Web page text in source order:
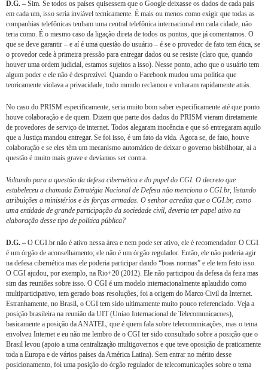
D.G. – Sim. Se todos os países quisessem que o Google deixasse os dados de cada país
em cada um, isso seria inviável tecnicamente. É mais ou menos como exigir que todas as
companhias telefônicas tenham uma central telefônica internacional em cada cidade, não
teria como. É o mesmo caso da ligação direta de todos os pontos, que já comentamos. O
que se deve garantir – e aí é uma questão do usuário – é se o provedor de fato tem ética, se
o provedor cede à primeira pressão para entregar dados ou se resiste (claro que, quando
houver uma ordem judicial, estamos sujeitos a isso). Nesse ponto, acho que o usuário tem
algum poder e ele não é desprezível. Quando o Facebook mudou uma política que
teoricamente violava a privacidade, todo mundo reclamou e voltaram rapidamente atrás.
No caso do PRISM especificamente, seria muito bom saber especificamente até que ponto
houve colaboração e de quem. Dizem que parte dos dados do PRISM vieram diretamente
de provedores de serviço de internet. Todos alegaram inocência e que só entregaram aquilo
que a Justiça mandou entregar. Se foi isso, é um fato da vida. Agora se, de fato, houve
colaboração e se eles têm um mecanismo automático de deixar o governo bisbilhotar, aí a
questão é muito mais grave e devíamos ser contra.
Voltando para a questão da defesa cibernética e do papel do CGI. O decreto que
estabeleceu a chamada Estratégia Nacional de Defesa não menciona o CGI.br, listando
atribuições a ministérios e às forças armadas. O senhor acredita que o CGI.br, como
uma entidade de grande participação da sociedade civil, deveria ter papel ativo na
elaboração desse tipo de política pública?
D.G. – O CGI.br não é ativo nessa área e nem pode ser ativo, ele é recomendador. O CGI
é um órgão de aconselhamento; ele não é um órgão regulador. Então, ele não poderia agir
na defesa cibernética mas ele poderia participar dando “boas normas” e ele tem feito isso.
O CGI ajudou, por exemplo, na Rio+20 (2012). Ele não participou da defesa da feira mas
sim das reuniões sobre isso. O CGI é um modelo internacionalmente aplaudido como
multiparticipativo, tem gerado boas resoluções, foi a origem do Marco Civil da Internet.
Estranhamente, no Brasil, o CGI tem sido ultimamente muito pouco referenciado. Veja a
posição brasileira na reunião da UIT (Uniao Internacional de Telecomunicacoes),
basicamente a posição da ANATEL, que é quem fala sobre telecomunicações, mas o tema
envolveu Internet e eu não me lembro de o CGI ter sido consultado sobre a posição que o
Brasil levou (apoio a uma centralização multigovernos e que teve oposição de praticamente
toda a Europa e de vários países da América Latina). Sem entrar no mérito desse
posicionamento, foi uma posição do órgão regulador de telecomunicações sobre o tema